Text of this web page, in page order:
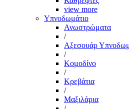
view more
Υπνοδωμάτιο
Ανωστρώματα
/
Αξεσουάρ
/
Κομοδίνο
/
Κρεβάτια
/
Μαξιλάρια